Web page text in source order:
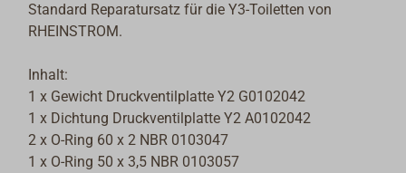
Standard Reparatursatz für die Y3-Toiletten von
RHEINSTROM.
Inhalt:
1 x Gewicht Druckventilplatte Y2 G0102042
1 x Dichtung Druckventilplatte Y2 A0102042
2 x O-Ring 60 x 2 NBR 0103047
1 x O-Ring 50 x 3,5 NBR 0103057